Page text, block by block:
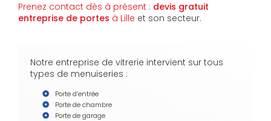
Prenez contact dès à présent : devis gratuit
entreprise de portes à Lille et son secteur.
Notre entreprise de vitrerie intervient sur tous
types de menuiseries :
Porte d’entrée
Porte de chambre
Porte de garage